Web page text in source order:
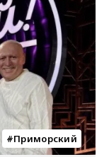
Приморский